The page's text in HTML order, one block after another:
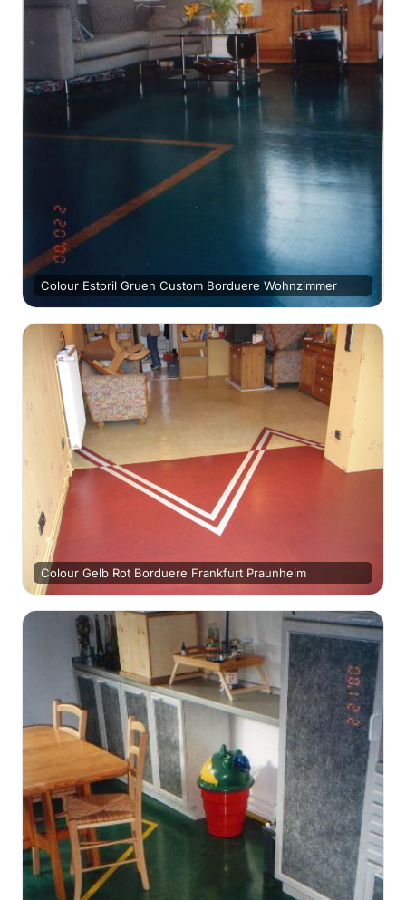
Colour Estoril Gruen Custom Borduere Wohnzimmer
Colour Gelb Rot Borduere Frankfurt Praunheim